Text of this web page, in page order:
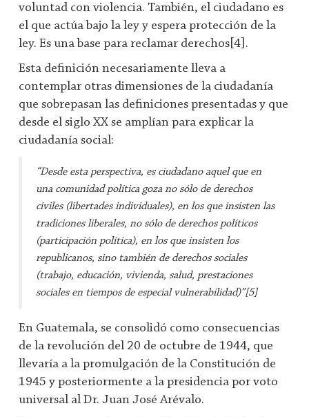
voluntad con violencia. También, el ciudadano es
el que actúa bajo la ley y espera protección de la
ley. Es una base para reclamar derechos[4].
Esta definición necesariamente lleva a
contemplar otras dimensiones de la ciudadanía
que sobrepasan las definiciones presentadas y que
desde el siglo XX se amplían para explicar la
ciudadanía social:
“Desde esta perspectiva, es ciudadano aquel que en
una comunidad política goza no sólo de derechos
civiles (libertades individuales), en los que insisten las
tradiciones liberales, no sólo de derechos políticos
(participación política), en los que insisten los
republicanos, sino también de derechos sociales
(trabajo, educación, vivienda, salud, prestaciones
sociales en tiempos de especial vulnerabilidad)”[5]
En Guatemala, se consolidó como consecuencias
de la revolución del 20 de octubre de 1944, que
llevaría a la promulgación de la Constitución de
1945 y posteriormente a la presidencia por voto
universal al Dr. Juan José Arévalo.